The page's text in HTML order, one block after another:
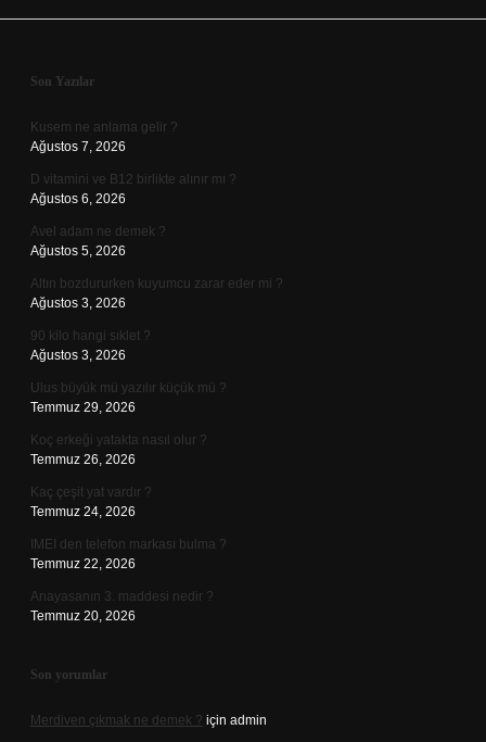
Sidebar
Son Yazılar
Kusem ne anlama gelir ?
Ağustos 7, 2026
D vitamini ve B12 birlikte alınır mı ?
Ağustos 6, 2026
Avel adam ne demek ?
Ağustos 5, 2026
Altın bozdururken kuyumcu zarar eder mi ?
Ağustos 3, 2026
90 kilo hangi sıklet ?
Ağustos 3, 2026
Ulus büyük mü yazılır küçük mü ?
Temmuz 29, 2026
Koç erkeği yatakta nasıl olur ?
Temmuz 26, 2026
Kaç çeşit yat vardır ?
Temmuz 24, 2026
IMEI den telefon markası bulma ?
Temmuz 22, 2026
Anayasanın 3. maddesi nedir ?
Temmuz 20, 2026
Son yorumlar
Merdiven çıkmak ne demek ? için admin